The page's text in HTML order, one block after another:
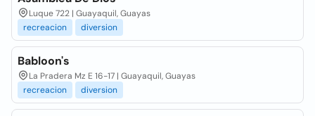
Luque 722 | Guayaquil, Guayas
recreacion
diversion
Babloon's
La Pradera Mz E 16-17 | Guayaquil, Guayas
recreacion
diversion